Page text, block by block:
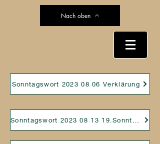
Nach oben
Sonntagswort 2023 08 06 Verklärung